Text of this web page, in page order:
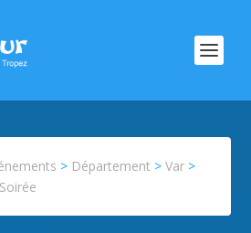
> Département >Var >
Soirée